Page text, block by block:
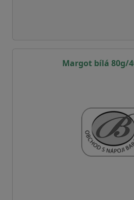
Margot bílá 80g/